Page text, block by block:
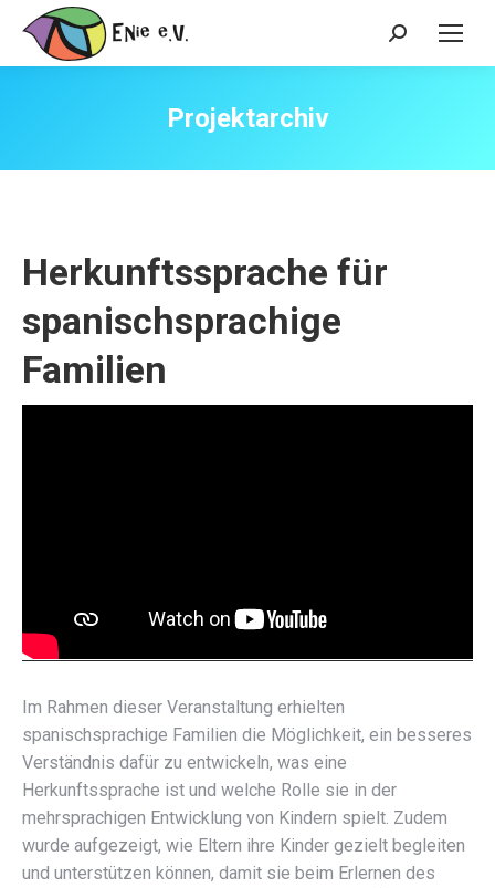
Search:
Projektarchiv
Herkunftssprache für
spanischsprachige
Familien
Im Rahmen dieser Veranstaltung erhielten
spanischsprachige Familien die Möglichkeit, ein besseres
Verständnis dafür zu entwickeln, was eine
Herkunftssprache ist und welche Rolle sie in der
mehrsprachigen Entwicklung von Kindern spielt. Zudem
wurde aufgezeigt, wie Eltern ihre Kinder gezielt begleiten
und unterstützen können, damit sie beim Erlernen des